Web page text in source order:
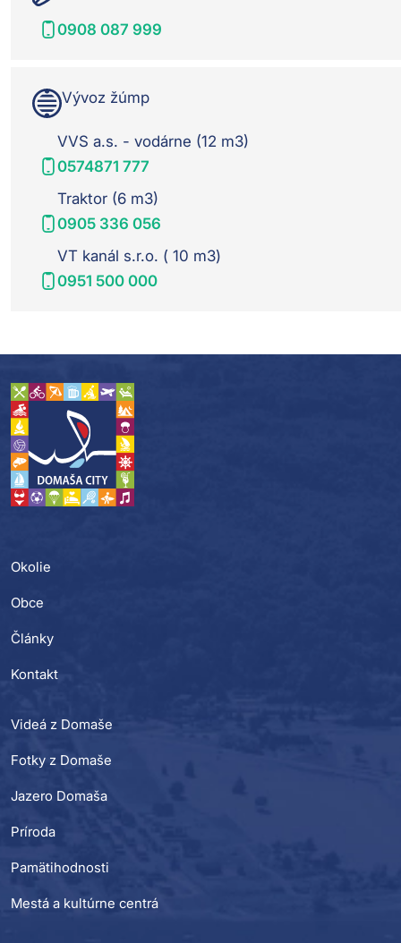
0908 087 999
Vývoz žúmp
VVS a.s. - vodárne (12 m3)
0574871 777
Traktor (6 m3)
0905 336 056
VT kanál s.r.o. ( 10 m3)
0951 500 000
Okolie
Obce
Články
Kontakt
Videá z Domaše
Fotky z Domaše
Jazero Domaša
Príroda
Pamätihodnosti
Mestá a kultúrne centrá